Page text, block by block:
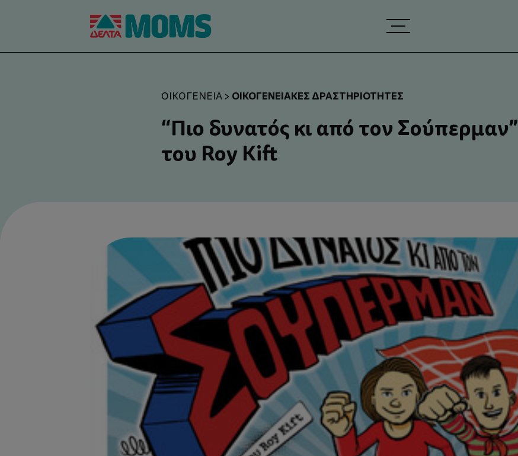
ΟΙΚΟΓΈΝΕΙΑ> ΟΙΚΟΓΕΝΕΙΑΚΈΣ ΔΡΑΣΤΗΡΙΌΤΗΤΕΣ
“Πιο δυνατός κι από τον Σούπερμαν”
του Roy Kift